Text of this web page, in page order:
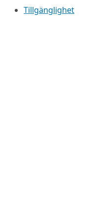
Tillgänglighet